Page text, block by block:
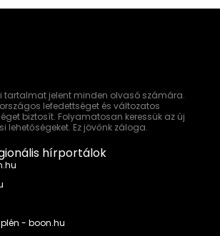
tartalmat jelent minden olvasó számára.
lefedettséget és változatos
biztosít. Folyamatosan keressük az új
lehetőségeket. Ez jövőnk záloga.
hírportálok
- boon.hu